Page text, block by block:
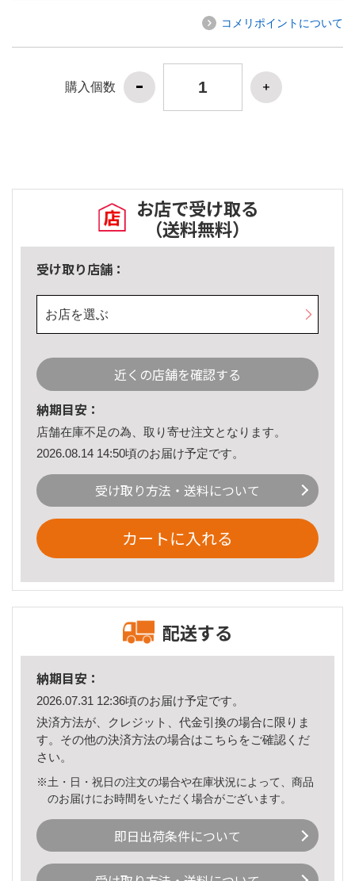
コメリポイントについて
購入個数
お店で受け取る
（送料無料）
受け取り店舗：
お店を選ぶ
近くの店舗を確認する
納期目安：
店舗在庫不足の為、取り寄せ注文となります。
2026.08.14 14:50頃のお届け予定です。
受け取り方法・送料について
カートに入れる
配送する
納期目安：
2026.07.31 12:36頃のお届け予定です。
決済方法が、クレジット、代金引換の場合に限りま
す。その他の決済方法の場合はこちら をご確認くだ
さい。
※土・日・祝日の注文の場合や在庫状況によって、商品
のお届けにお時間をいただく場合がございます。
即日出荷条件について